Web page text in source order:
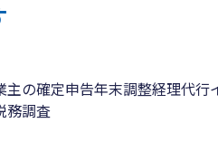
主の確定申告年末調整経理代行
務調査